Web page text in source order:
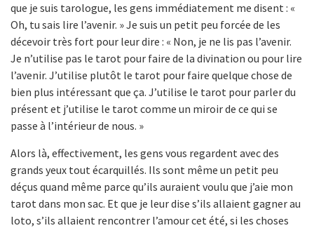
que je suis tarologue, les gens immédiatement me disent : «
Oh, tu sais lire l’avenir. » Je suis un petit peu forcée de les
décevoir très fort pour leur dire : « Non, je ne lis pas l’avenir.
Je n’utilise pas le tarot pour faire de la divination ou pour lire
l’avenir. J’utilise plutôt le tarot pour faire quelque chose de
bien plus intéressant que ça. J’utilise le tarot pour parler du
présent et j’utilise le tarot comme un miroir de ce qui se
passe à l’intérieur de nous. »
Alors là, effectivement, les gens vous regardent avec des
grands yeux tout écarquillés. Ils sont même un petit peu
déçus quand même parce qu’ils auraient voulu que j’aie mon
tarot dans mon sac. Et que je leur dise s’ils allaient gagner au
loto, s’ils allaient rencontrer l’amour cet été, si les choses